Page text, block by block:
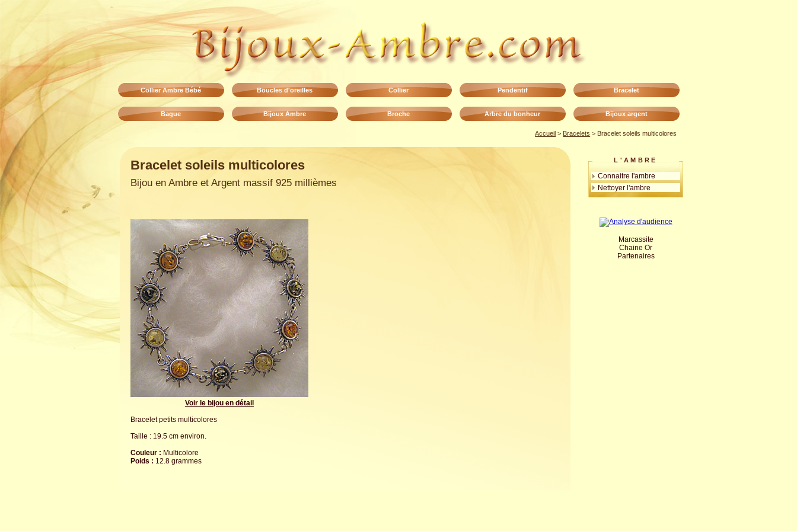
Collier Ambre Bébé Boucles d'oreilles Collier Pendentif Bracelet
Bague Bijoux Ambre Broche Arbre du bonheur Bijoux argent
Accueil > Bracelets > Bracelet soleils multicolores
L'AMBRE
Connaitre l'ambre
Nettoyer l'ambre
Marcassite
Chaine Or
Partenaires
Bracelet soleils multicolores
Bijou en Ambre et Argent massif 925 millièmes
Voir le bijou en détail
Bracelet petits multicolores
Taille : 19.5 cm environ.
Couleur : Multicolore
Poids : 12.8 grammes